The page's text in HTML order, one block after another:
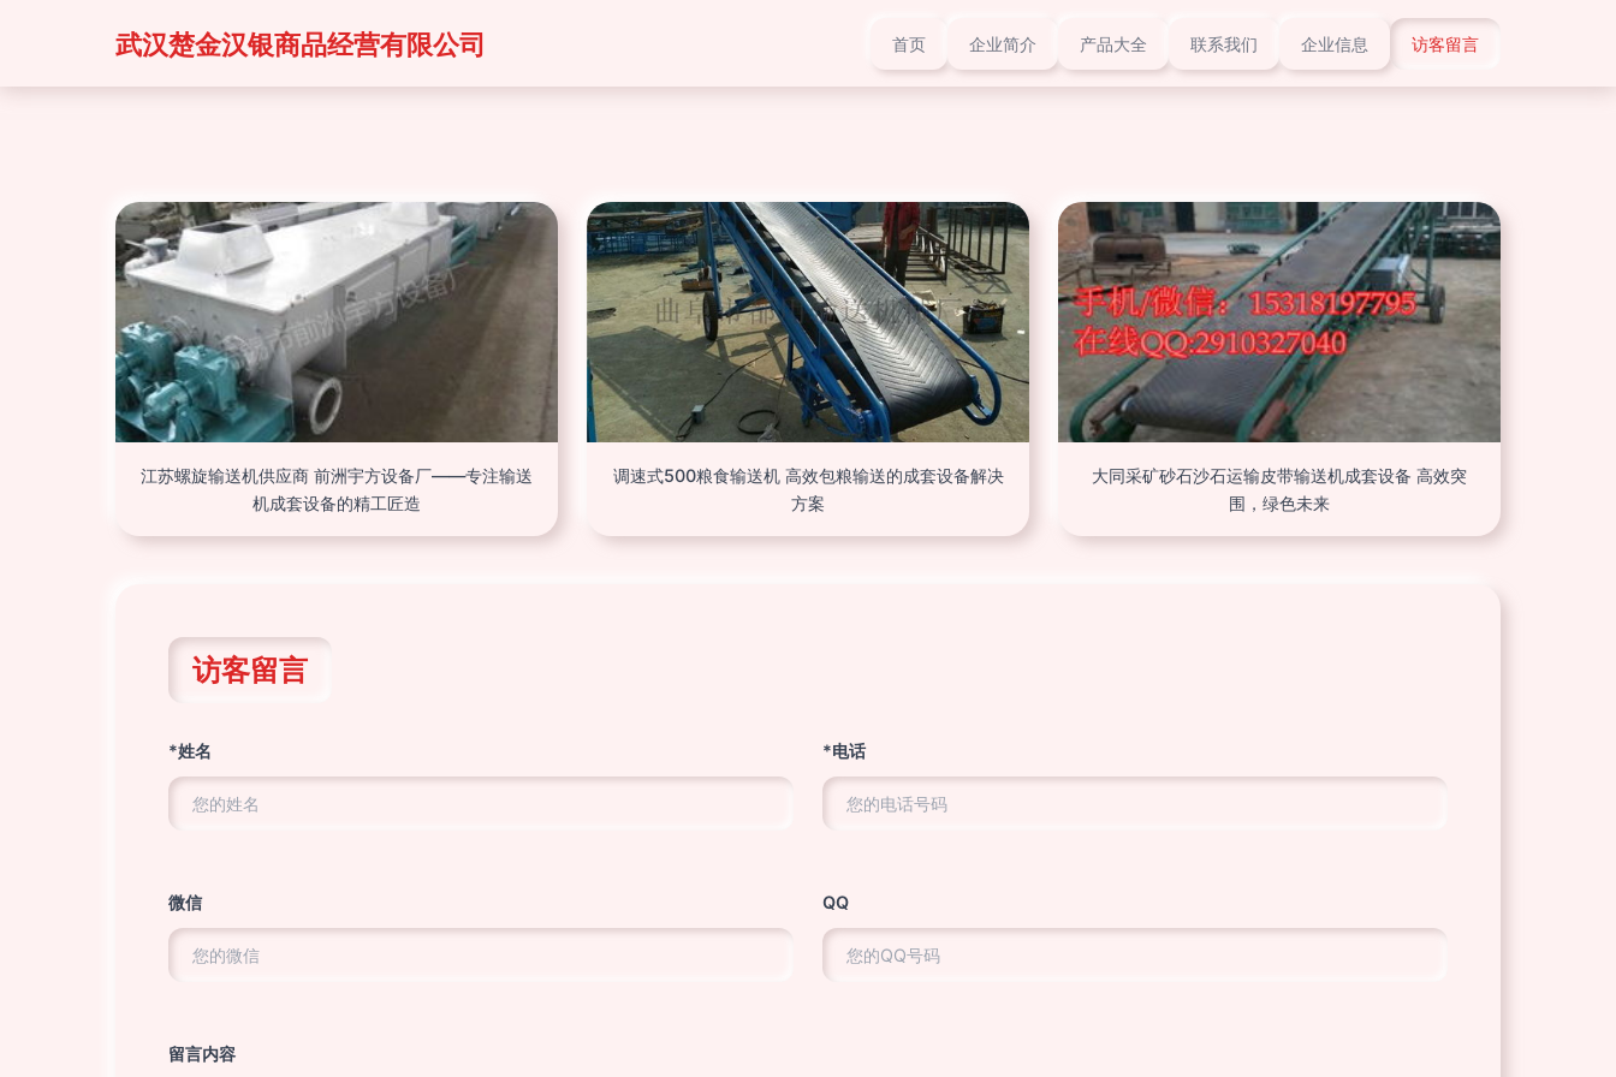
武汉楚金汉银商品经营有限公司 首页 企业简介 产品大全 联系我们 企业信息 访客留言
江苏螺旋输送机供应商 前洲宇方设备厂——专注输送
机成套设备的精工匠造
调速式500粮食输送机 高效包粮输送的成套设备解决
方案
大同采矿砂石沙石运输皮带输送机成套设备 高效突
围，绿色未来
访客留言
*姓名 *电话
微信 QQ
留言内容